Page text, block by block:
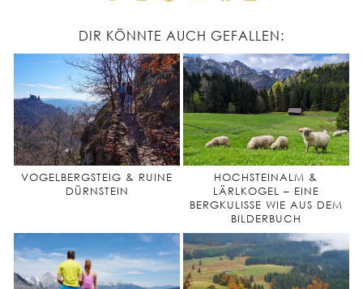
DIR KÖNNTE AUCH GEFALLEN:
VOGELBERGSTEIG & RUINE
DÜRNSTEIN
HOCHSTEINALM &
LÄRLKOGEL – EINE
BERGKULISSE WIE AUS DEM
BILDERBUCH